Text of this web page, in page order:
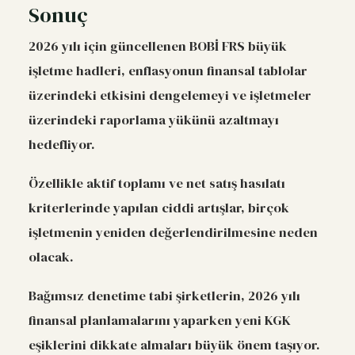
Sonuç
2026 yılı için güncellenen BOBİ FRS büyük
işletme hadleri, enflasyonun finansal tablolar
üzerindeki etkisini dengelemeyi ve işletmeler
üzerindeki raporlama yükünü azaltmayı
hedefliyor.
Özellikle aktif toplamı ve net satış hasılatı
kriterlerinde yapılan ciddi artışlar, birçok
işletmenin yeniden değerlendirilmesine neden
olacak.
Bağımsız denetime tabi şirketlerin, 2026 yılı
finansal planlamalarını yaparken yeni KGK
eşiklerini dikkate almaları büyük önem taşıyor.